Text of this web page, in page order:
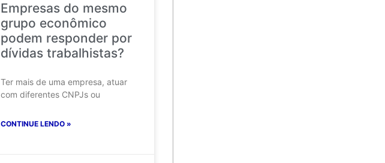
Empresas do mesmo
grupo econômico
podem responder por
dívidas trabalhistas?
Ter mais de uma empresa, atuar
com diferentes CNPJs ou
CONTINUE LENDO »